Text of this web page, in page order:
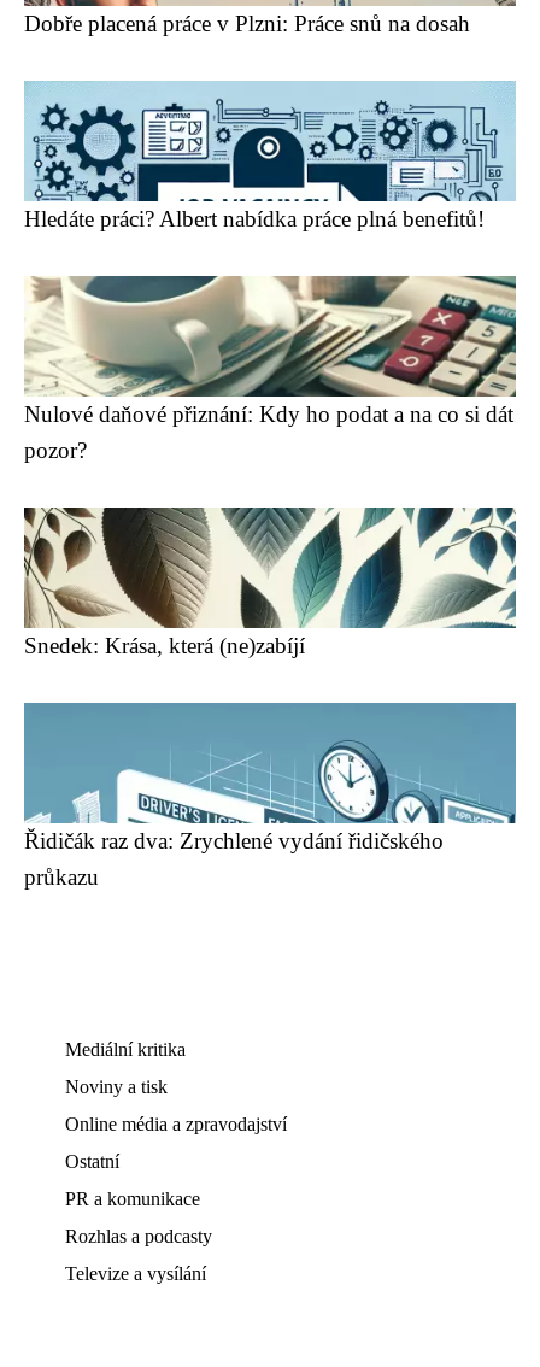
Dobře placená práce v Plzni: Práce snů na dosah
Hledáte práci? Albert nabídka práce plná benefitů!
Nulové daňové přiznání: Kdy ho podat a na co si dát
pozor?
Snedek: Krása, která (ne)zabíjí
Řidičák raz dva: Zrychlené vydání řidičského
průkazu
Mediální kritika
Noviny a tisk
Online média a zpravodajství
Ostatní
PR a komunikace
Rozhlas a podcasty
Televize a vysílání